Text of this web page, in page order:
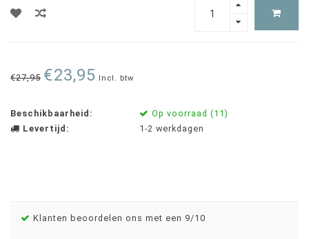
€27,95 €23,95 Incl. btw
Beschikbaarheid:
Op voorraad (11)
Levertijd:
1-2 werkdagen
Klanten beoordelen ons met een 9/10